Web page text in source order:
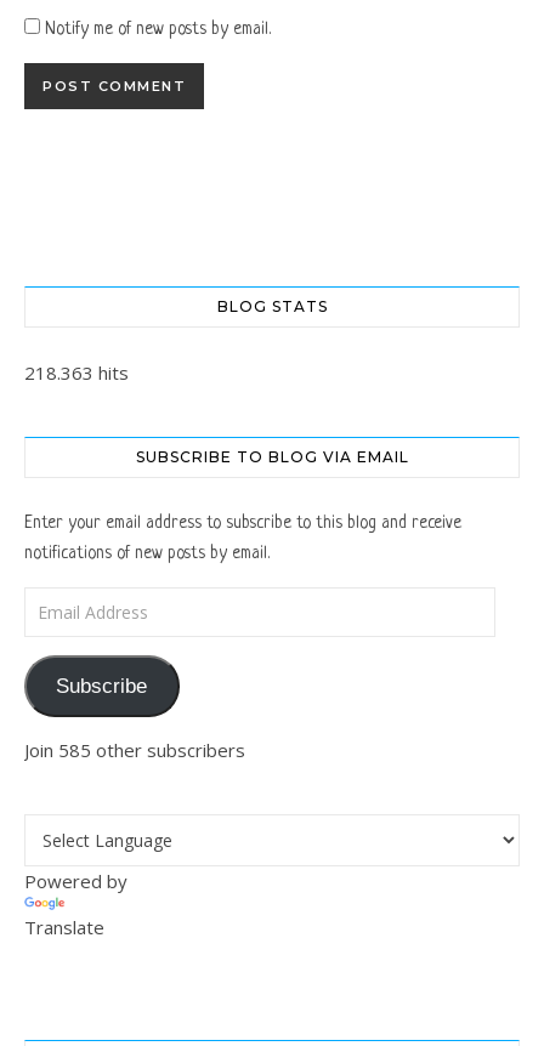
Notify me of new posts by email.
BLOG STATS
218.363 hits
SUBSCRIBE TO BLOG VIA EMAIL
Enter your email address to subscribe to this blog and receive
notifications of new posts by email.
Email Address
Subscribe
Join 585 other subscribers
Powered by
Translate